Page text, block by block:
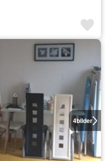
4bilder